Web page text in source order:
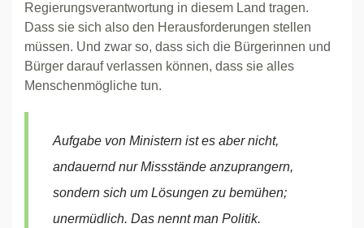
Regierungsverantwortung in diesem Land tragen.
Dass sie sich also den Herausforderungen stellen
müssen. Und zwar so, dass sich die Bürgerinnen und
Bürger darauf verlassen können, dass sie alles
Menschenmögliche tun.
Aufgabe von Ministern ist es aber nicht,
andauernd nur Missstände anzuprangern,
sondern sich um Lösungen zu bemühen;
unermüdlich. Das nennt man Politik.